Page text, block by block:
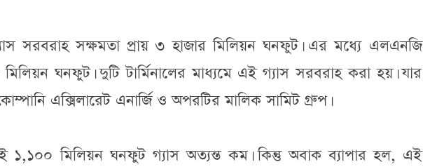
সরবরাহ সক্ষমতা প্রায় ৩ হাজার মিলিয়ন ঘনফুট। এর মধ্যে এলএনজি
ঘনফুট। দুটি টার্মিনালের মাধ্যমে এই গ্যাস সরবরাহ করা হয়। যার
এক্সিলারেট এনার্জি ও অপরটির মালিক সামিট গ্রুপ।
১,১০০ মিলিয়ন ঘনফুট গ্যাস অত্যন্ত কম। কিন্তু অবাক ব্যাপার হল, এই